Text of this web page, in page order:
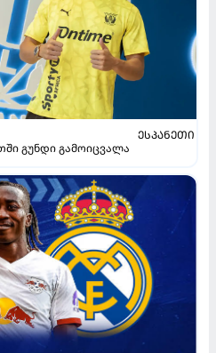
ᲔᲡᲞᲐᲜᲔᲗᲘ
გუნდი გამოიცვალა